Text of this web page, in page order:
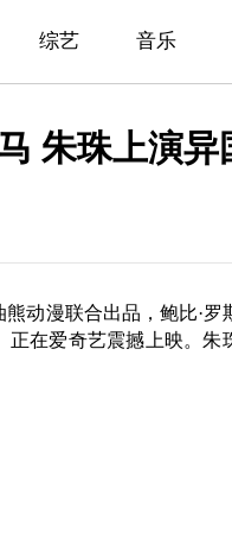
综艺 音乐
朱珠上演
动漫联合出品，鲍比·罗
正在爱奇艺震撼上映。朱